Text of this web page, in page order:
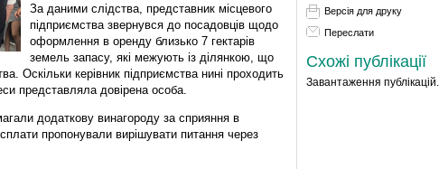
За даними слідства, представник місцевого
підприємства звернувся до посадовців щодо
оформлення в оренду близько 7 гектарів
земель запасу, які межують із ділянкою, що
Оскільки керівник підприємства нині проходить
представляла довірена особа.
додаткову винагороду за сприяння в
пропонували вирішувати питання через
Версія для друку
Переслати
Схожі публікації
Завантаження публікацій...